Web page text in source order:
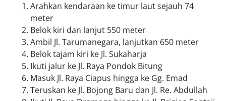
Arahkan kendaraan ke timur laut sejauh 74
meter
Belok kiri dan lanjut 550 meter
Ambil Jl. Tarumanegara, lanjutkan 650 meter
Belok tajam kiri ke Jl. Sukaharja
Ikuti jalur ke Jl. Raya Pondok Bitung
Masuk Jl. Raya Ciapus hingga ke Gg. Emad
Teruskan ke Jl. Bojong Baru dan Jl. Re. Abdullah